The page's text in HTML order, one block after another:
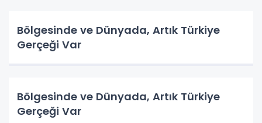
Bölgesinde ve Dünyada, Artık Türkiye
Gerçeği Var
Bölgesinde ve Dünyada, Artık Türkiye
Gerçeği Var